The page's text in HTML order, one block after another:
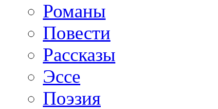
Романы
Повести
Рассказы
Эссе
Поэзия